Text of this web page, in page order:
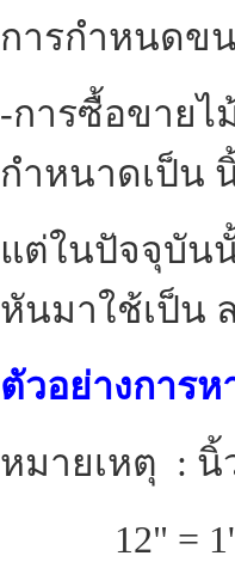
การกำหนดข
-การซื้อขายไ
กำหนาดเป็น
แต่ในปัจจุบัน
หันมาใช้เป็น
ตัวอย่างการ
หมายเหตุ : นิ้
12" = 1